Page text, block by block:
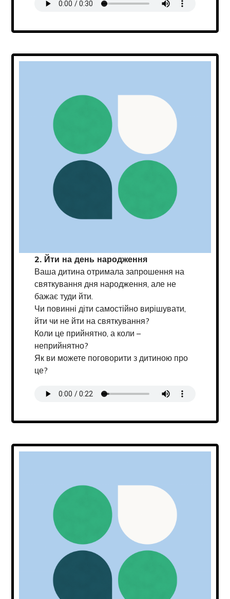
2. Йти на день народження
Ваша дитина отримала запрошення на
святкування дня народження, але не
бажає туди йти.
Чи повинні діти самостійно вирішувати,
йти чи не йти на святкування?
Коли це прийнятно, а коли –
неприйнятно?
Як ви можете поговорити з дитиною про
це?